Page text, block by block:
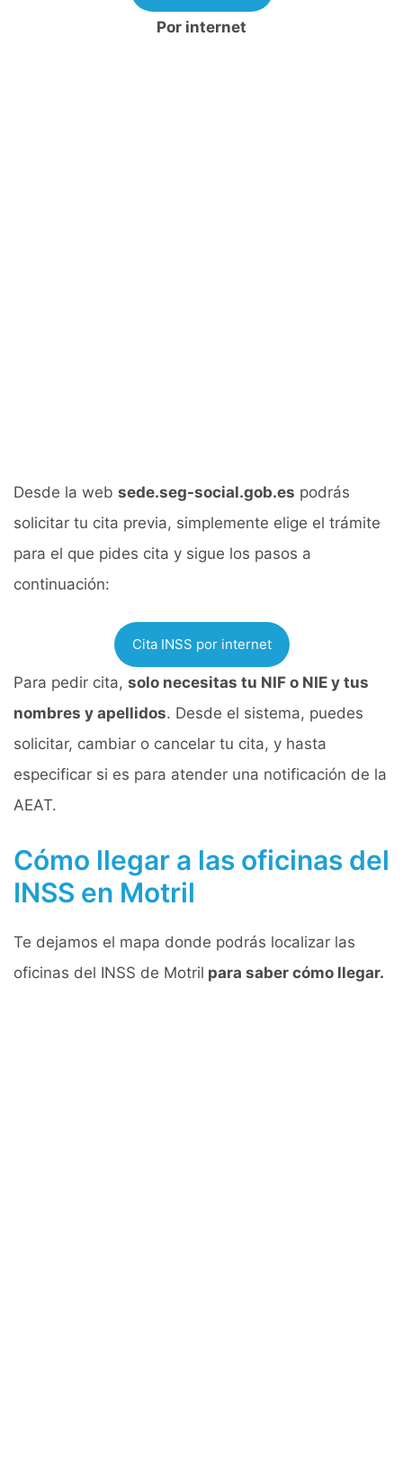
Por internet
Desde la web sede.seg-social.gob.es podrás
solicitar tu cita previa, simplemente elige el trámite
para el que pides cita y sigue los pasos a
continuación:
Cita INSS por internet
Para pedir cita, solo necesitas tu NIF o NIE y tus
nombres y apellidos. Desde el sistema, puedes
solicitar, cambiar o cancelar tu cita, y hasta
especificar si es para atender una notificación de la
AEAT.
Cómo llegar a las oficinas del
INSS en Motril
Te dejamos el mapa donde podrás localizar las
oficinas del INSS de Motril para saber cómo llegar.